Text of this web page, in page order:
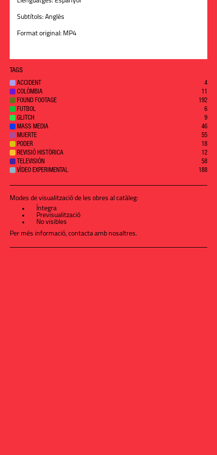
Subtítols: Anglès
Format original: MP4
TAGS
ACCIDENT
4
COLÒMBIA
11
FOUND FOOTAGE
192
FUTBOL
6
GLITCH
9
MASS MEDIA
46
MUERTE
55
PODER
18
REVISIÓ HISTÒRICA
12
TELEVISIÓN
58
VÍDEO EXPERIMENTAL
188
Modes de visualització de les obres al catàleg:
Íntegra
Previsualització
No visibles
Per més informació, contacta amb nosaltres.